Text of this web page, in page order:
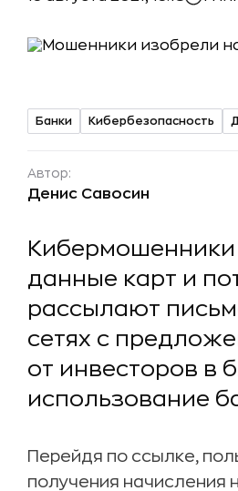
Банки Кибербезопасность
Автор:
Денис Савосин
данные карт и
рассылают
сетях с
от инвесторов в
использование
Перейдя по ссылке,
получения начисления